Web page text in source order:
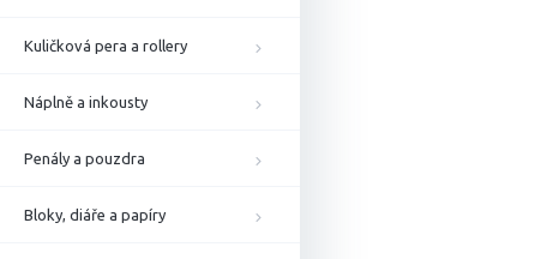
Kuličková pera a rollery
Náplně a inkousty
Penály a pouzdra
Bloky, diáře a papíry